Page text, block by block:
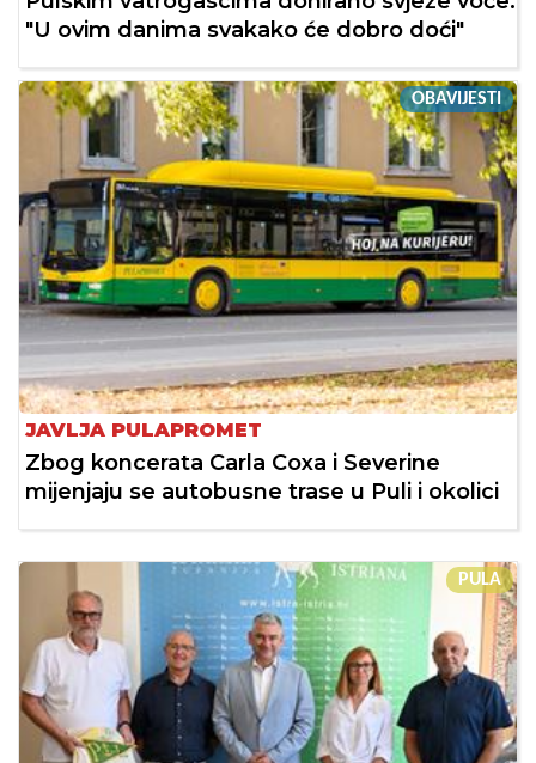
"U ovim danima svakako će dobro doći"
OBAVIJESTI
JAVLJA PULAPROMET
Zbog koncerata Carla Coxa i Severine
mijenjaju se autobusne trase u Puli i okolici
PULA